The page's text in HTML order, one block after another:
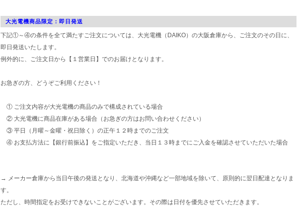
大光電機商品限定：即日発送
下記①～④の条件を全て満たすご注文については、大光電機（DAIKO）の大阪倉庫から、ご注文のその日に、
即日発送いたします。
例外的に、ご注文日から【１営業日】でのお届けとなります。
お急ぎの方、どうぞご利用ください！
① ご注文内容が大光電機の商品のみで構成されている場合
② 大光電機に商品在庫がある場合（お急ぎの方はお問い合わせください）
③ 平日（月曜～金曜・祝日除く）の正午１２時までのご注文
④ お支払方法に【銀行前振込】をご指定いただき、当日１３時までにご入金を確認させていただいた場合
→ メーカー倉庫から当日午後の発送となり、北海道や沖縄など一部地域を除いて、原則的に翌日配達となりま
す。
ただし、時間指定をお受けできないことがございます。その際は日付を優先させていただきます。